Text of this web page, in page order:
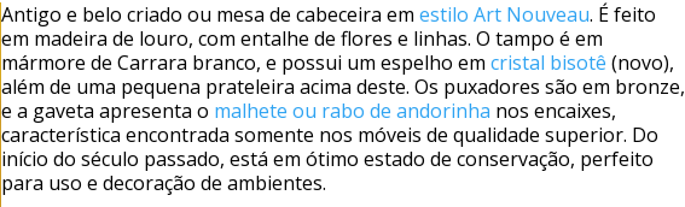
Antigo e belo criado ou mesa de cabeceira em estilo Art Nouveau. É feito
em madeira de louro, com entalhe de flores e linhas. O tampo é em
mármore de Carrara branco, e possui um espelho em cristal bisotê (novo),
além de uma pequena prateleira acima deste. Os puxadores são em bronze,
e a gaveta apresenta o malhete ou rabo de andorinha nos encaixes,
característica encontrada somente nos móveis de qualidade superior. Do
início do século passado, está em ótimo estado de conservação, perfeito
para uso e decoração de ambientes.